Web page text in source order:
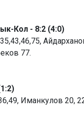
Кол - 8:2 (4:0)
77.
Иманкулов 20,